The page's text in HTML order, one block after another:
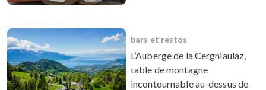
bars et restos
L’Auberge de la Cergniaulaz,
table de montagne
incontournable au-dessus de